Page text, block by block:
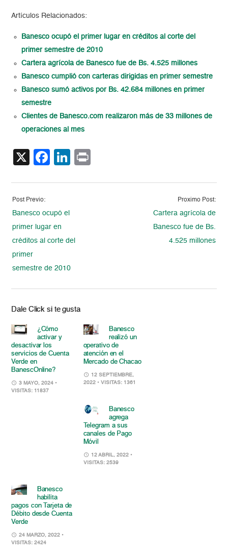
Artículos Relacionados:
Banesco ocupó el primer lugar en créditos al corte del
primer semestre de 2010
Cartera agrícola de Banesco fue de Bs. 4.525 millones
Banesco cumplió con carteras dirigidas en primer semestre
Banesco sumó activos por Bs. 42.684 millones en primer
semestre
Clientes de Banesco.com realizaron más de 33 millones de
operaciones al mes
X Facebook
LinkedIn
Post Previo:
Banesco ocupó el
primer lugar en
créditos al corte del
primer
semestre de 2010
Proximo Post:
Cartera agrícola de
Banesco fue de Bs.
4.525 millones
Dale Click si te gusta
¿Cómo
activar y
desactivar los
servicios de Cuenta
Verde en
BanescOnline?
3 MAYO, 2024 •
VISITAS: 11837
Banesco
realizó un
operativo de
atención en el
Mercado de Chacao
12 SEPTIEMBRE,
2022 • VISITAS: 1361
Banesco
agrega
Telegram a sus
canales de Pago
Móvil
12 ABRIL, 2022 •
VISITAS: 2539
Banesco
habilita
pagos con Tarjeta de
Débito desde Cuenta
Verde
24 MARZO, 2022 •
VISITAS: 2424